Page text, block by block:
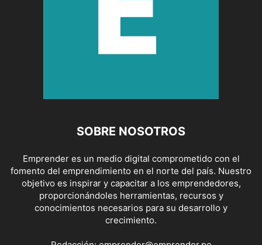
SOBRE NOSOTROS
Emprender es un medio digital comprometido con el
fomento del emprendimiento en el norte del país. Nuestro
objetivo es inspirar y capacitar a los emprendedores,
proporcionándoles herramientas, recursos y
conocimientos necesarios para su desarrollo y
crecimiento.